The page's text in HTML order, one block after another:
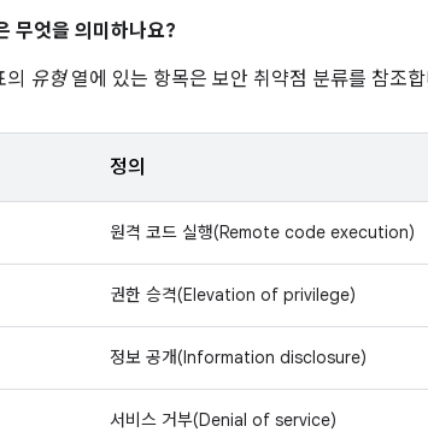
무엇을 의미하나요?
유형열에 있는 항목은 보안 취약점 분류를 참조
정의
원격 코드 실행(Remote code execution)
권한 승격(Elevation of privilege)
정보 공개(Information disclosure)
서비스 거부(Denial of service)